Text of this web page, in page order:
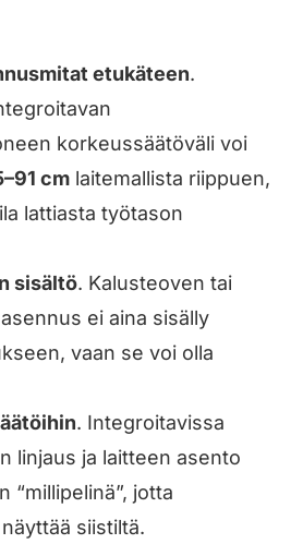
etukäteen.
korkeussäätöväli voi
cmlaitemallista riippuen,
lattiasta työtason
sisältö. Kalusteoven tai
ei aina sisälly
vaan se voi olla
. Integroitavissa
linjaus ja laitteen asento
“millipelinä”, jotta
siistiltä.